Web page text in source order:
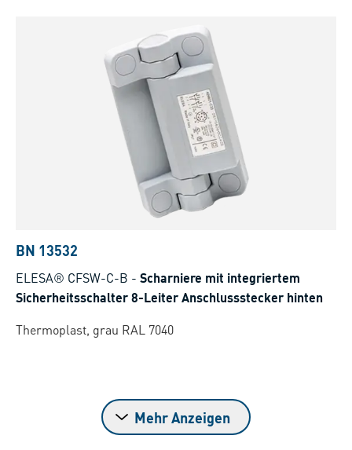
BN 13532
ELESA® CFSW-C-B - Scharniere mit integriertem
Sicherheitsschalter 8-Leiter Anschlussstecker hinten
Thermoplast, grau RAL 7040
Mehr Anzeigen